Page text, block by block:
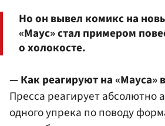
Но он вывел комикс на
«Маус» стал примером
о холокосте.
— Как реагируют на «Мауса»
Пресса реагирует абсолютно
одного упрека по поводу